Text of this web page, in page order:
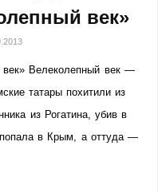
век»
век» Велеколепный век —
татары похитили из
из Рогатина, убив в
в Крым, а оттуда —